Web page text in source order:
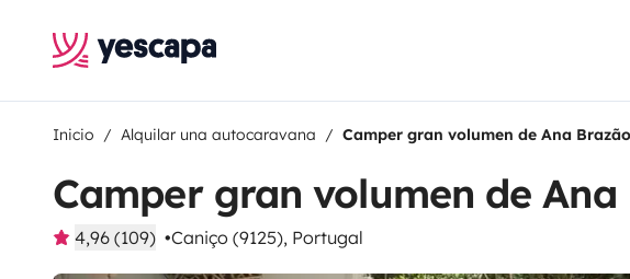
Inicio Alquilar una autocaravana Camper gran volumen de Ana Brazão
Camper gran volumen de Ana
4,96 (109) Caniço (9125), Portugal